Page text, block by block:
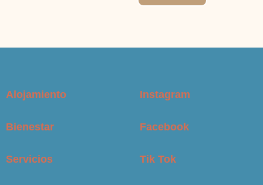
Alojamiento
Bienestar
Servicios
Instagram
Facebook
Tik Tok